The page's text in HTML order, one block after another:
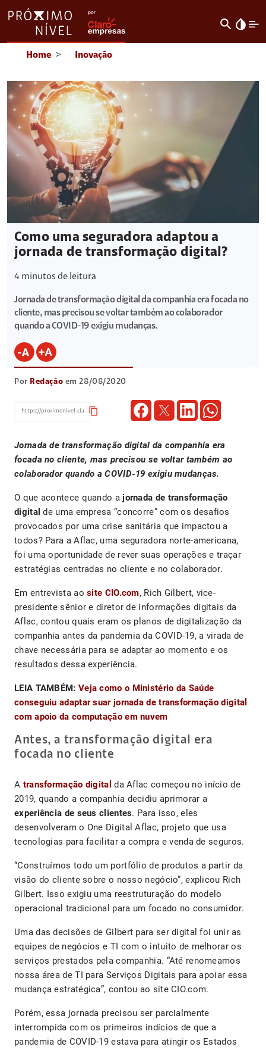
search invert_colors
Home > Inovação
Como uma seguradora adaptou a
jornada de transformação digital?
4 minutos de leitura
Jornada de transformação digital da companhia era focada no
cliente, mas precisou se voltar também ao colaborador
quando a COVID-19 exigiu mudanças.
Por Redação em 28/08/2020
content_copy
Jornada de transformação digital da companhia era
focada no cliente, mas precisou se voltar também ao
colaborador quando a COVID-19 exigiu mudanças.
O que acontece quando ajornada de transformação
digital de uma empresa “concorre” com os desafios
provocados por uma crise sanitária que impactou a
todos? Para a Aflac, uma seguradora norte-americana,
foi uma oportunidade de rever suas operações e traçar
estratégias centradas no cliente e no colaborador.
Em entrevista aosite CIO.com, Rich Gilbert, vice-
presidente sênior e diretor de informações digitais da
Aflac, contou quais eram os planos de digitalização da
companhia antes da pandemia da COVID-19, a virada de
chave necessária para se adaptar ao momento e os
resultados dessa experiência.
LEIA TAMBÉM: Veja como o Ministério da Saúde
conseguiu adaptar suar jornada de transformação digital
com apoio da computação em nuvem
Antes, a transformação digital era
focada no cliente
A transformação digital da Aflac começou no início de
2019, quando a companhia decidiu aprimorar a
experiência de seus clientes. Para isso, eles
desenvolveram o One Digital Aflac, projeto que usa
tecnologias para facilitar a compra e venda de seguros.
“Construímos todo um portfólio de produtos a partir da
visão do cliente sobre o nosso negócio”, explicou Rich
Gilbert. Isso exigiu uma reestruturação do modelo
operacional tradicional para um focado no consumidor.
Uma das decisões de Gilbert para ser digital foi unir as
equipes de negócios e TI com o intuito de melhorar os
serviços prestados pela companhia. “Até renomeamos
nossa área de TI para Serviços Digitais para apoiar essa
mudança estratégica”, contou ao site CIO.com.
Porém, essa jornada precisou ser parcialmente
interrompida com os primeiros indícios de que a
pandemia de COVID-19 estava para atingir os Estados